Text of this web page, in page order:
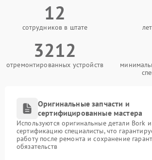
12
сотрудников в штате
3212
отремонтированных устройств
Оригинальные запчасти и
сертифицированные мастера
Используются оригинальные детали Bork
сертификацию специалисты, что
работу после ремонта и сохранение
обязательств